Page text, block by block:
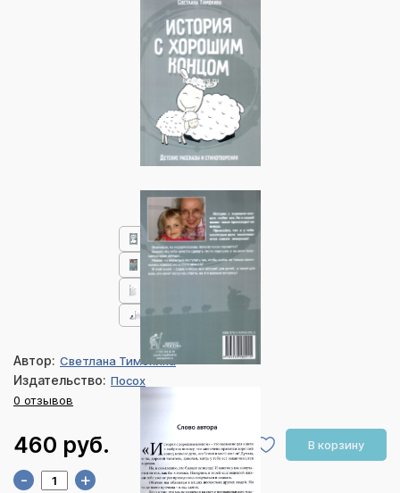
Автор: Светлана Тимохина
Издательство: Посох
0 отзывов
460 руб. В корзину
- +